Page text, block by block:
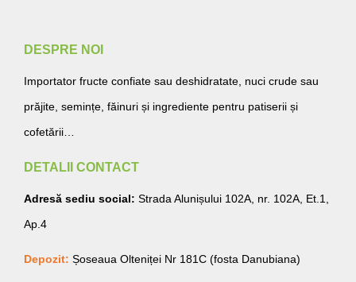
DESPRE NOI
Importator fructe confiate sau deshidratate, nuci crude sau
prăjite, semințe, făinuri și ingrediente pentru patiserii și
cofetării…
DETALII CONTACT
Adresă sediu social: Strada Alunișului 102A, nr. 102A, Et.1,
Ap.4
Depozit: Șoseaua Olteniței Nr 181C (fosta Danubiana)